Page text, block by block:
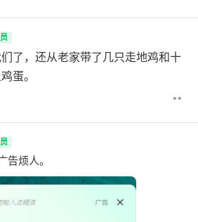
了，还从老家带了几只走地鸡和十
蛋。
••
告烦人。